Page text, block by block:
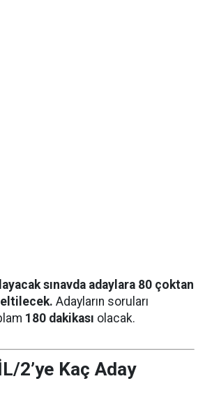
sınavda adaylara 80 çoktan
Adayların soruları
180 dakikası olacak.
2’ye Kaç Aday